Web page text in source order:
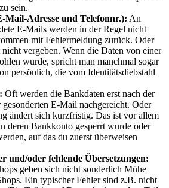
sein.
Adresse und Telefonnr.): An
E-Mails werden in der Regel nicht
mit Fehlermeldung zurück. Oder
vergeben. Wenn die Daten von einer
wurde, spricht man manchmal sogar
persönlich, die vom Identitätsdiebstahl
Oft werden die Bankdaten erst nach der
E-Mail nachgereicht. Oder
ändert sich kurzfristig. Das ist vor allem
deren Bankkonto gesperrt wurde oder
auf das du zuerst überweisen
und/oder fehlende Übersetzungen:
geben sich nicht sonderlich Mühe
Ein typischer Fehler sind z.B. nicht